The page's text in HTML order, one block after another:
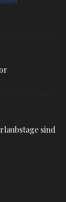
sind